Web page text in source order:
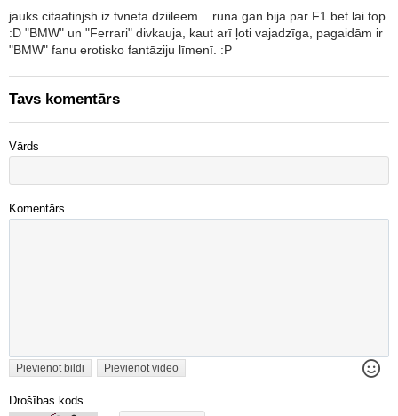
jauks citaatinjsh iz tvneta dziileem... runa gan bija par F1 bet lai top
:D "BMW" un "Ferrari" divkauja, kaut arī ļoti vajadzīga, pagaidām ir
"BMW" fanu erotisko fantāziju līmenī. :P
Tavs komentārs
Vārds
Komentārs
Pievienot bildi Pievienot video
Drošības kods